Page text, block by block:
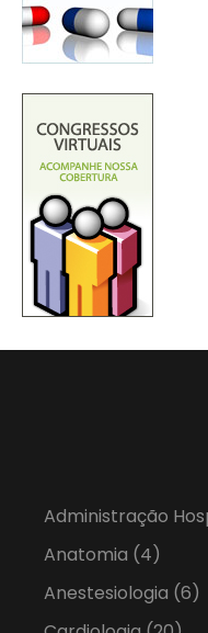
Administração
Anatomia (4)
Anestesiologia (6)